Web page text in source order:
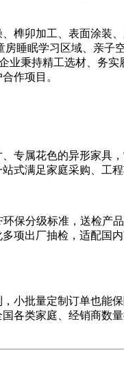
卯加工、表面涂装
睡眠学习区域、亲子
业秉持精工选材、务
作项目。
属花色的异形家具，
式满足家庭采购、工程
分级标准，送检产
项出厂抽检，适配国
批量定制订单也能
各类家庭、经销商数